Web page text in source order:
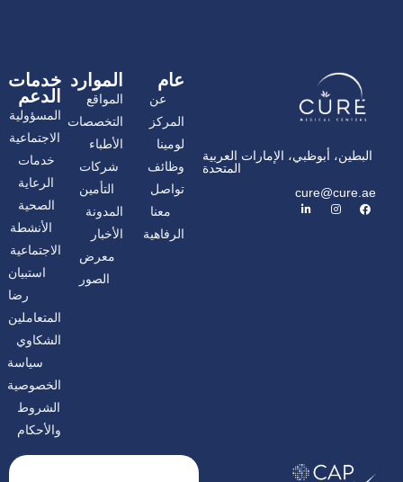
البطين، أبوظبي، الإمارات العربية
المتحدة
cure@cure.ae
ف
ي
ا
ن
ل
ي
عام
عن
المركز
لومينا
وظائف
تواصل
معنا
الرفاهية
الموارد
المواقع
التخصصات
الأطباء
شركات
التأمين
المدونة
الأخبار
معرض
الصور
خدمات
الدعم
المسؤولية
الاجتماعية
خدمات
الرعاية
الصحية
الأنشطة
الاجتماعية
استبيان
رضا
المتعاملين
الشكاوي
سياسة
الخصوصية
الشروط
والأحكام